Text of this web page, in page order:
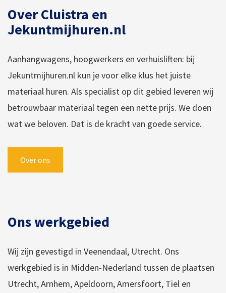
Over Cluistra en
Jekuntmijhuren.nl
Aanhangwagens, hoogwerkers en verhuisliften: bij
Jekuntmijhuren.nl kun je voor elke klus het juiste
materiaal huren. Als specialist op dit gebied leveren wij
betrouwbaar materiaal tegen een nette prijs. We doen
wat we beloven. Dat is de kracht van goede service.
Over ons
Ons werkgebied
Wij zijn gevestigd in Veenendaal, Utrecht. Ons
werkgebied is in Midden-Nederland tussen de plaatsen
Utrecht, Arnhem, Apeldoorn, Amersfoort, Tiel en